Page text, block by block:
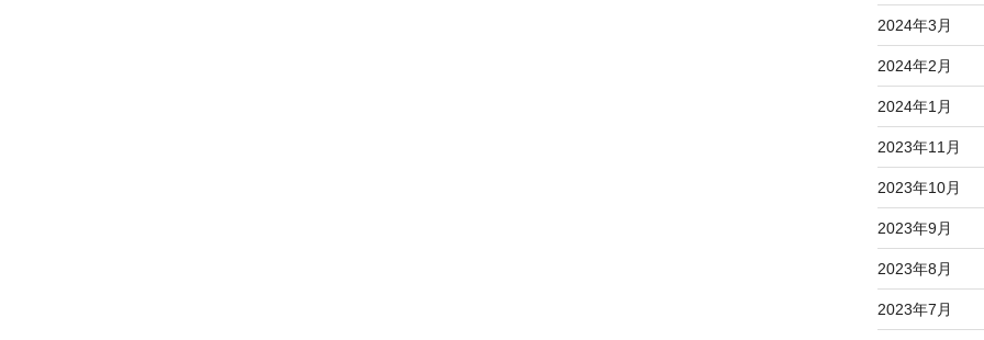
2024年3月
2024年2月
2024年1月
2023年11月
2023年10月
2023年9月
2023年8月
2023年7月